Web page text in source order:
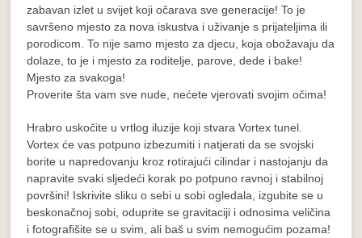
zabavan izlet u svijet koji očarava sve generacije! To je
savršeno mjesto za nova iskustva i uživanje s prijateljima ili
porodicom. To nije samo mjesto za djecu, koja obožavaju da
dolaze, to je i mjesto za roditelje, parove, dede i bake!
Mjesto za svakoga!
Proverite šta vam sve nude, nećete vjerovati svojim očima!
Hrabro uskočite u vrtlog iluzije koji stvara Vortex tunel.
Vortex će vas potpuno izbezumiti i natjerati da se svojski
borite u napredovanju kroz rotirajući cilindar i nastojanju da
napravite svaki sljedeći korak po potpuno ravnoj i stabilnoj
površini! Iskrivite sliku o sebi u sobi ogledala, izgubite se u
beskonačnoj sobi, oduprite se gravitaciji i odnosima veličina
i fotografišite se u svim, ali baš u svim nemogućim pozama!